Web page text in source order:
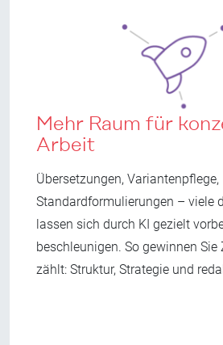
Mehr Raum für
Arbeit
Übersetzungen, Variantenpflege,
Standardformulierungen – viele
lassen sich durch KI gezielt
beschleunigen. So gewinnen
zählt: Struktur, Strategie und